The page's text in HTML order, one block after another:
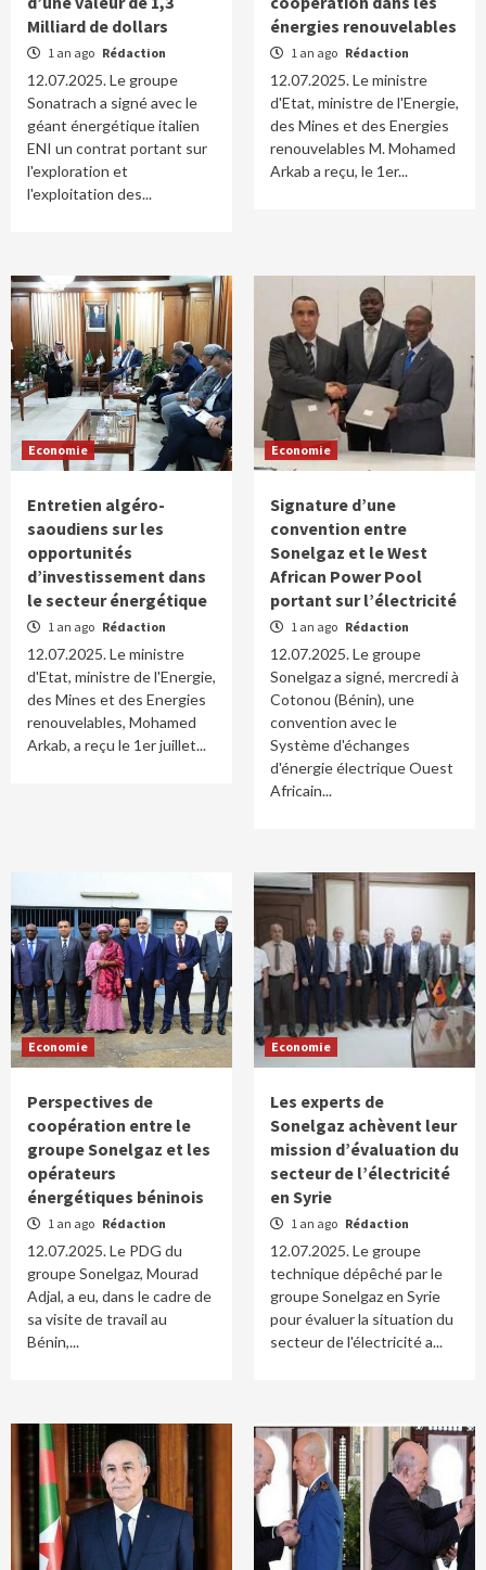
Milliard de dollars
1 an ago Rédaction
12.07.2025. Le groupe
Sonatrach a signé avec le
géant énergétique italien
ENI un contrat portant sur
l'exploration et
l'exploitation des...
énergies renouvelables
1 an ago Rédaction
12.07.2025. Le ministre
d'Etat, ministre de l'Energie,
des Mines et des Energies
renouvelables M. Mohamed
Arkab a reçu, le 1er...
Economie
Entretien algéro-
saoudiens sur les
opportunités
d’investissement dans
le secteur énergétique
1 an ago Rédaction
12.07.2025. Le ministre
d'Etat, ministre de l'Energie,
des Mines et des Energies
renouvelables, Mohamed
Arkab, a reçu le 1er juillet...
Economie
Signature d’une
convention entre
Sonelgaz et le West
African Power Pool
portant sur l’électricité
1 an ago Rédaction
12.07.2025. Le groupe
Sonelgaz a signé, mercredi à
Cotonou (Bénin), une
convention avec le
Système d'échanges
d'énergie électrique Ouest
Africain...
Economie
Perspectives de
coopération entre le
groupe Sonelgaz et les
opérateurs
énergétiques béninois
1 an ago Rédaction
12.07.2025. Le PDG du
groupe Sonelgaz, Mourad
Adjal, a eu, dans le cadre de
sa visite de travail au
Bénin,...
Economie
Les experts de
Sonelgaz achèvent leur
mission d’évaluation du
secteur de l’électricité
en Syrie
1 an ago Rédaction
12.07.2025. Le groupe
technique dépêché par le
groupe Sonelgaz en Syrie
pour évaluer la situation du
secteur de l'électricité a...